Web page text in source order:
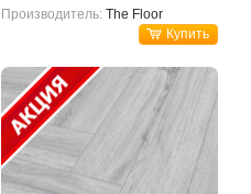
Производитель: The Floor
Купить